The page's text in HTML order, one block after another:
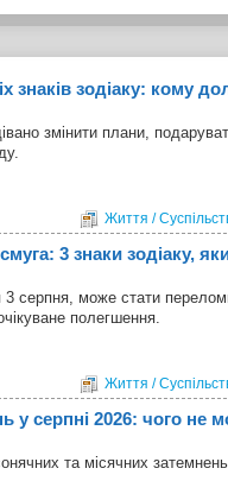
знаків зодіаку: кому
змінити плани,
Життя /
3 знаки зодіаку,
3 серпня, може стати
полегшення.
Життя /
у серпні 2026: чого не
та місячних